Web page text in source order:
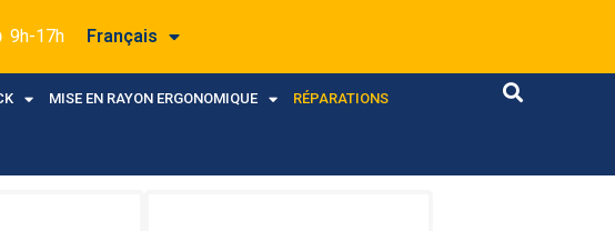
9h-17h Français
MISE EN RAYON ERGONOMIQUE RÉPARATIONS